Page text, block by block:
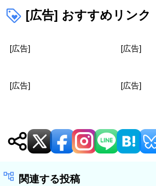
シ
ン
[広告] おすすめリンク
[広告] [広告]
[広告] [広告]
関連する投稿